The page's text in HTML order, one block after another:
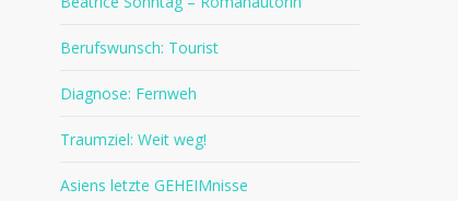
Berufswunsch: Tourist
Diagnose: Fernweh
Traumziel: Weit weg!
Asiens letzte GEHEIMnisse